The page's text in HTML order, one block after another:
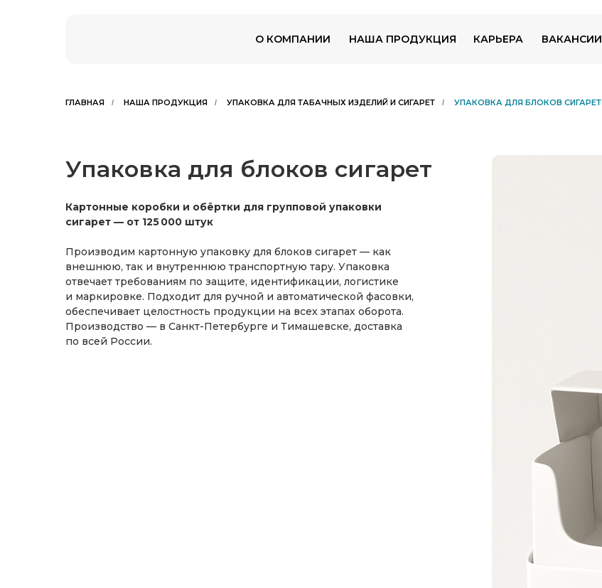
О КОМПАНИИ НАША ПРОДУКЦИЯ КАРЬЕРА ВАКАНСИИ
ГЛАВНАЯ / НАША ПРОДУКЦИЯ / УПАКОВКА ДЛЯ ТАБАЧНЫХ ИЗДЕЛИЙ И СИГАРЕТ / УПАКОВКА ДЛЯ БЛОКОВ СИГАРЕТ
Упаковка для блоков сигарет
Картонные коробки и обёртки для групповой упаковки
сигарет — от 125 000 штук
Производим картонную упаковку для блоков сигарет — как
внешнюю, так и внутреннюю транспортную тару. Упаковка
отвечает требованиям по защите, идентификации, логистике
и маркировке. Подходит для ручной и автоматической фасовки,
обеспечивает целостность продукции на всех этапах оборота.
Производство — в Санкт-Петербурге и Тимашевске, доставка
по всей России.